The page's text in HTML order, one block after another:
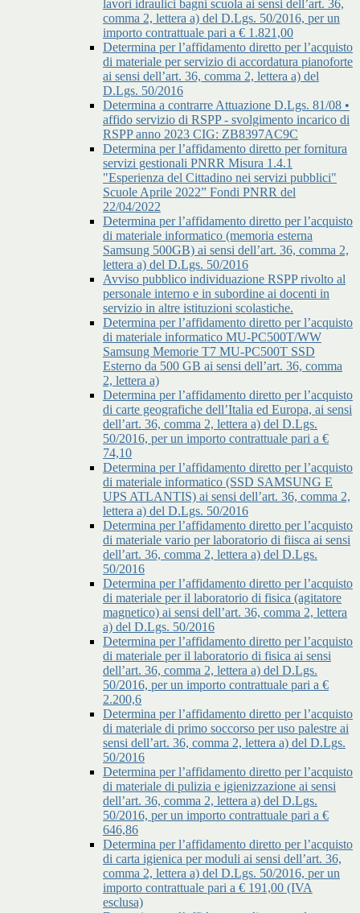
lavori idraulici bagni scuola ai sensi dell’art. 36,
comma 2, lettera a) del D.Lgs. 50/2016, per un
importo contrattuale pari a € 1.821,00
Determina per l’affidamento diretto per l’acquisto
di materiale per servizio di accordatura pianoforte
ai sensi dell’art. 36, comma 2, lettera a) del
D.Lgs. 50/2016
Determina a contrarre Attuazione D.Lgs. 81/08 •
affido servizio di RSPP - svolgimento incarico di
RSPP anno 2023 CIG: ZB8397AC9C
Determina per l’affidamento diretto per fornitura
servizi gestionali PNRR Misura 1.4.1
"Esperienza del Cittadino nei servizi pubblici"
Scuole Aprile 2022” Fondi PNRR del
22/04/2022
Determina per l’affidamento diretto per l’acquisto
di materiale informatico (memoria esterna
Samsung 500GB) ai sensi dell’art. 36, comma 2,
lettera a) del D.Lgs. 50/2016
Avviso pubblico individuazione RSPP rivolto al
personale interno e in subordine ai docenti in
servizio in altre istituzioni scolastiche.
Determina per l’affidamento diretto per l’acquisto
di materiale informatico MU-PC500T/WW
Samsung Memorie T7 MU-PC500T SSD
Esterno da 500 GB ai sensi dell’art. 36, comma
2, lettera a)
Determina per l’affidamento diretto per l’acquisto
di carte geografiche dell’Italia ed Europa, ai sensi
dell’art. 36, comma 2, lettera a) del D.Lgs.
50/2016, per un importo contrattuale pari a €
74,10
Determina per l’affidamento diretto per l’acquisto
di materiale informatico (SSD SAMSUNG E
UPS ATLANTIS) ai sensi dell’art. 36, comma 2,
lettera a) del D.Lgs. 50/2016
Determina per l’affidamento diretto per l’acquisto
di materiale vario per laboratorio di fiisca ai sensi
dell’art. 36, comma 2, lettera a) del D.Lgs.
50/2016
Determina per l’affidamento diretto per l’acquisto
di materiale per il laboratorio di fisica (agitatore
magnetico) ai sensi dell’art. 36, comma 2, lettera
a) del D.Lgs. 50/2016
Determina per l’affidamento diretto per l’acquisto
di materiale per il laboratorio di fisica ai sensi
dell’art. 36, comma 2, lettera a) del D.Lgs.
50/2016, per un importo contrattuale pari a €
2.200,6
Determina per l’affidamento diretto per l’acquisto
di materiale di primo soccorso per uso palestre ai
sensi dell’art. 36, comma 2, lettera a) del D.Lgs.
50/2016
Determina per l’affidamento diretto per l’acquisto
di materiale di pulizia e igienizzazione ai sensi
dell’art. 36, comma 2, lettera a) del D.Lgs.
50/2016, per un importo contrattuale pari a €
646,86
Determina per l’affidamento diretto per l’acquisto
di carta igienica per moduli ai sensi dell’art. 36,
comma 2, lettera a) del D.Lgs. 50/2016, per un
importo contrattuale pari a € 191,00 (IVA
esclusa)